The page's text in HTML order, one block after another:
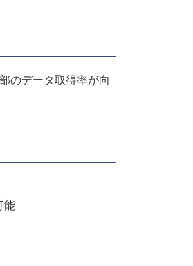
のデータ取得率が向
能